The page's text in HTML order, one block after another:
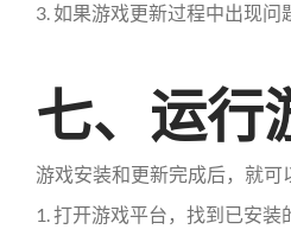
3. 如果游戏更新过程中出现问
七、运行
游戏安装和更新完成后，就可
1. 打开游戏平台，找到已安装